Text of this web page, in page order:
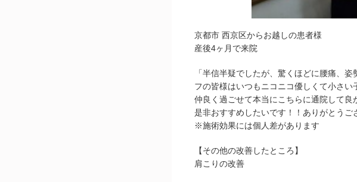
京都市 西京区からお越しの患者様
産後4ヶ月で来院
「半信半疑でしたが、驚くほどに腰痛、
フの皆様はいつもニコニコ優しくて小さい
仲良く過ごせて本当にこちらに通院して
是非おすすめしたいです！！ありがとうご
※施術効果には個人差があります
【その他の改善したところ】
肩こりの改善